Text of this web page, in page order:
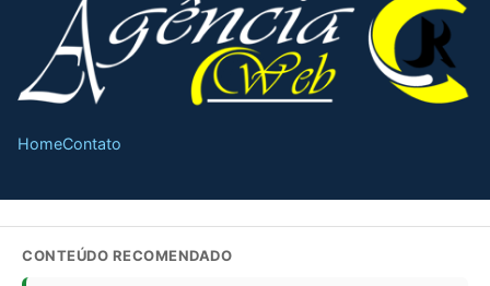
HomeContato
CONTEÚDO RECOMENDADO